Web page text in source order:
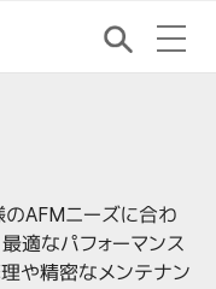
AFMニーズに合わ
適なパフォーマンス
や精密なメンテナン